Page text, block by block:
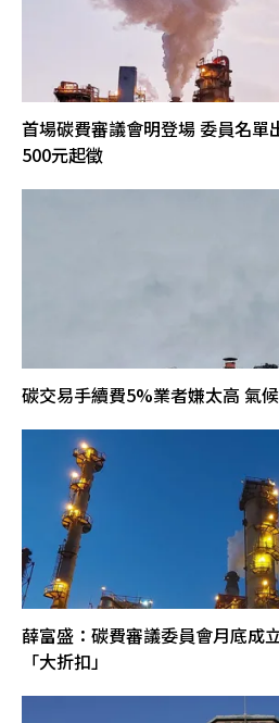
首場碳費審議會明登場 委員名單
500元起徵
碳交易手續費5%業者嫌太高 氣
薛富盛：碳費審議委員會月底成
「大折扣」